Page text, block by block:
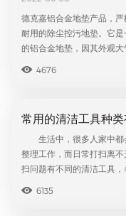
德克嘉铝合金地垫产品，
耐用的除尘控污地垫。它
的铝合金地垫，因其外观大
4676
常用的清洁工具种
生活中，很多人家中都
整理工作，而日常打扫离
扫问题有不同的清洁工具，
6135